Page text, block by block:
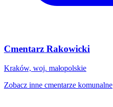
Cmentarz Rakowicki
Kraków, woj. małopolskie
Zobacz inne cmentarze komunalne